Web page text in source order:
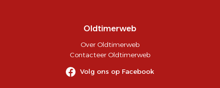
Oldtimerweb
Over Oldtimerweb
Contacteer Oldtimerweb
Volg ons op Facebook